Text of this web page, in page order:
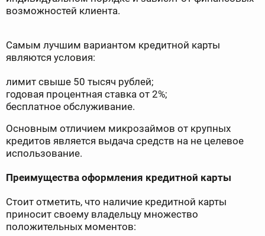
возможностей клиента.
Самым лучшим вариантом кредитной карты
являются условия:
лимит свыше 50 тысяч рублей;
годовая процентная ставка от 2%;
бесплатное обслуживание.
Основным отличием микрозаймов от крупных
кредитов является выдача средств на не целевое
использование.
Преимущества оформления кредитной карты
Стоит отметить, что наличие кредитной карты
приносит своему владельцу множество
положительных моментов: